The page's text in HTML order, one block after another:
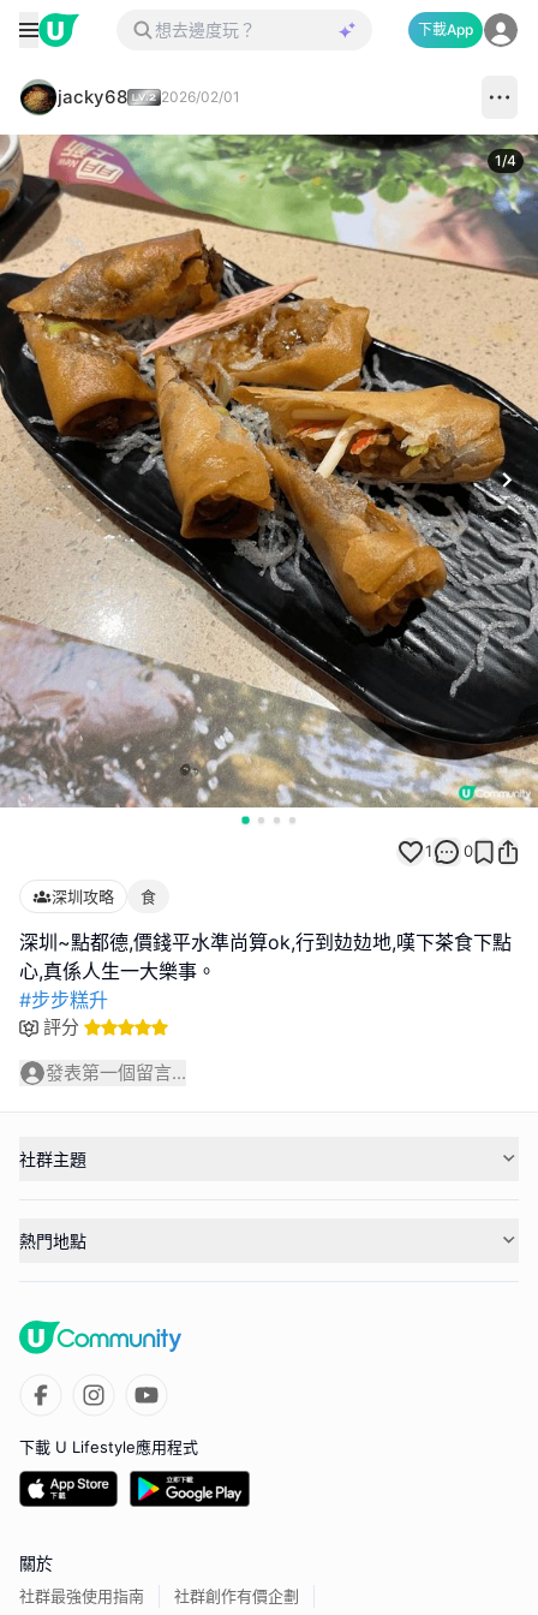
下載App
jacky68 2026/02/01
1/4
1 0
深圳攻略 食
深圳~點都德,價錢平水準尚算ok,行到攰攰地,嘆下茶食下點
#步步糕升
評分
發表第一個留言...
社群主題
熱門地點
下載 U Lifestyle應用程式
關於
社群最強使用指南 社群創作有價企劃